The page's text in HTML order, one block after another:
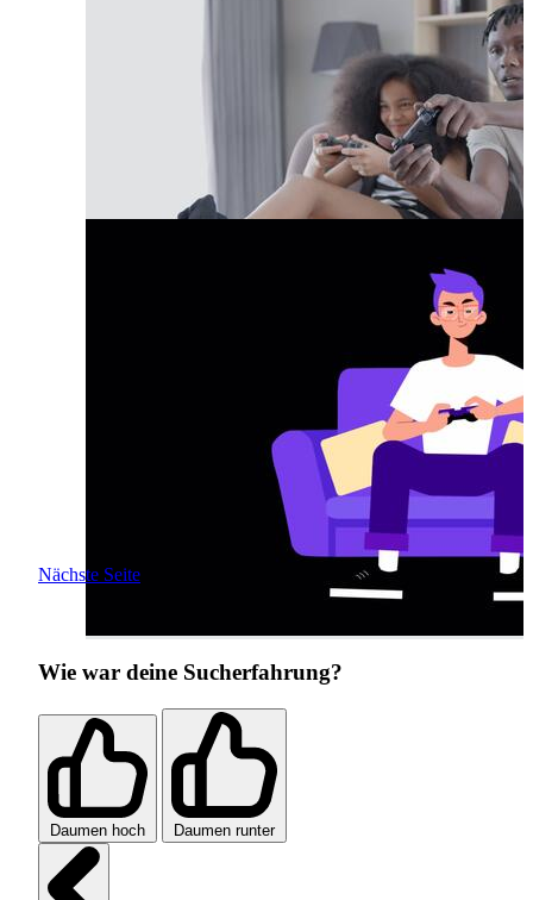
Nächste Seite
Wie war deine Sucherfahrung?
Daumen hoch Daumen runter